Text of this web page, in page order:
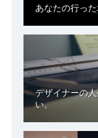
あなたの行っ
デザイナーの
い。